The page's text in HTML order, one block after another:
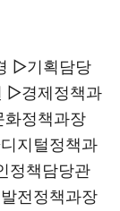
▷기획담당
▷경제정책과
정책과장
지털정책과
정책담당관
전정책과장